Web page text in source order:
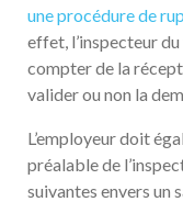
une procédure de
effet, l’inspecteur
compter de la
valider ou non la
L’employeur doit
préalable de
suivantes envers un